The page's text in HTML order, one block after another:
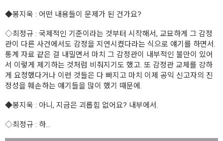
◆봉지욱 : 어떤 내용들이 문제가 된 건가요?
◇최정규 : 국제적인 기준이라는 것부터 시작해서, 교묘하게 그 감정
관이 다른 사건에서도 감정을 지연시켰다라는 식으로 얘기를 하면서.
통계 자료 같은 걸 내밀면서 마치 그 감정관이 내부적인 불만이 있어
서 이렇게 제기하는 것처럼 비춰지기도 했고. 또 감정관 교체를 강하
게 요청했다거나 이런 것들은 다 빠지고 마치 이제 공익 신고자의 진
정성을 훼손하는 얘기들을 많이 했기 때문에.
◆봉지욱 : 아니, 지금은 괴롭힘 없어요? 내부에서.
◇최정규 : 하...